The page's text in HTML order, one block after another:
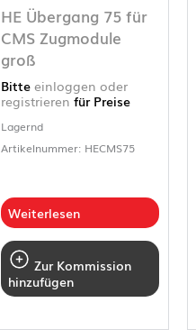
HE Übergang 75 für
CMS Zugmodule
groß
Bitte einloggen oder
registrieren für Preise
Lagernd
Artikelnummer: HECMS75
Weiterlesen
Zur Kommission
hinzufügen